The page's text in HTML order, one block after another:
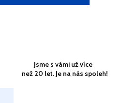
Jsme s vámi už více
než 20 let. Je na nás spoleh!